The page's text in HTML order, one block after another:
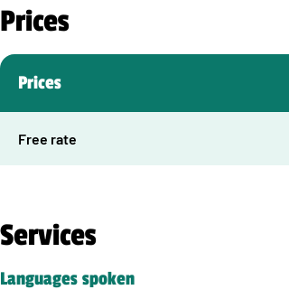
Prices
Prices
Free rate
Services
Languages spoken